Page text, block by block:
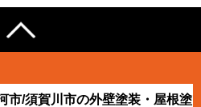
市/須賀川市の外壁塗装・屋根塗